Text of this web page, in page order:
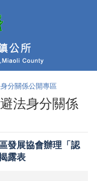
分關係公開專區
法身分關係
發展協會辦理「認
露表